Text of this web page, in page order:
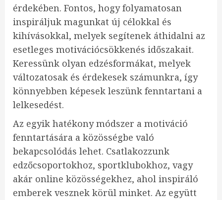
érdekében. Fontos, hogy folyamatosan
inspiráljuk magunkat új célokkal és
kihívásokkal, melyek segítenek áthidalni az
esetleges motivációcsökkenés időszakait.
Keressünk olyan edzésformákat, melyek
változatosak és érdekesek számunkra, így
könnyebben képesek leszünk fenntartani a
lelkesedést.
Az egyik hatékony módszer a motiváció
fenntartására a közösségbe való
bekapcsolódás lehet. Csatlakozzunk
edzőcsoportokhoz, sportklubokhoz, vagy
akár online közösségekhez, ahol inspiráló
emberek vesznek körül minket. Az együtt